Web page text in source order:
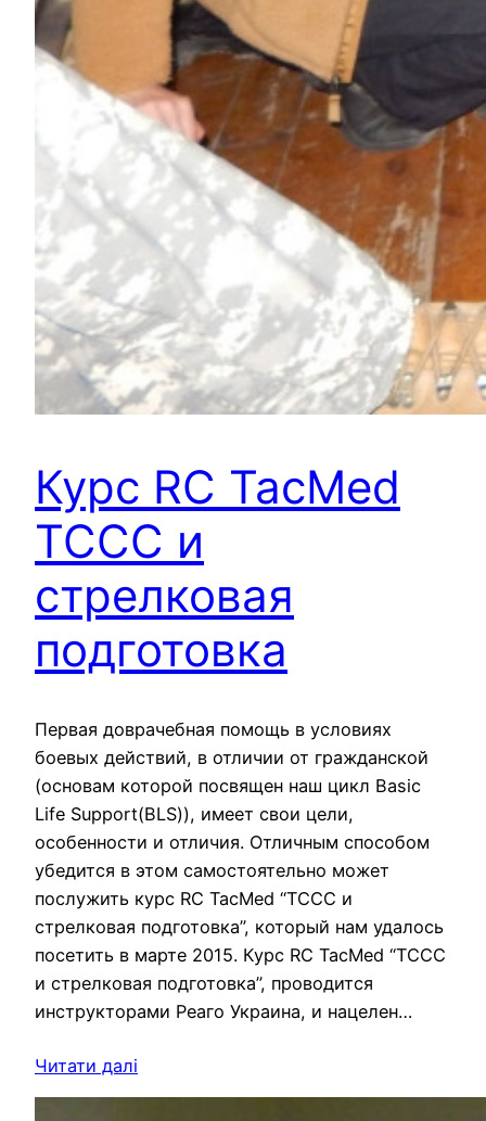
Курс RC TacMed
TCCC и
стрелковая
подготовка
Первая доврачебная помощь в условиях
боевых действий, в отличии от гражданской
(основам которой посвящен наш цикл Basic
Life Support(BLS)), имеет свои цели,
особенности и отличия. Отличным способом
убедится в этом самостоятельно может
послужить курс RC TacMed “TCCC и
стрелковая подготовка”, который нам удалось
посетить в марте 2015. Курс RC TacMed “TCCC
и стрелковая подготовка”, проводится
инструкторами Реаго Украина, и нацелен…
Читати далі